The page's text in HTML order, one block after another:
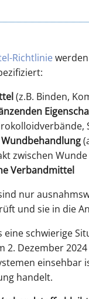
Richtlinie
(z.B. Binden,
zwischen
Verbandmittel
nur
und sie in die
eine schwierige
2. Dezember
einsehbar
handelt.